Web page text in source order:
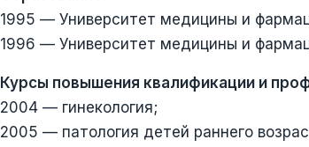
1995 — Университет медицины и
1996 — Университет медицины и
Курсы повышения квалификации и
2004 — гинекология;
2005 — патология детей раннего